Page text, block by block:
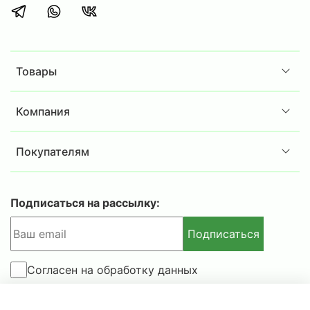
класс
устойчивости к взлому. Помимо
ригелей от высверливания и выбивания,
которая обеспечивается твердосплавными
массивная ригельная система блокируется
при попытке взлома, эффективно препятствуя
несанкционированному доступу. Есть защита
от выдавливания двери гидравлическим
Дополнительные функции:
пломба DLC-100 (счетчик открываний,
который помогает отслеживать каждое
событие доступа к содержимому сейфа),
устройство для опечатывания, анкерное
Товары
Компания
Покупателям
Подписаться на рассылку:
Подписаться
Согласен на обработку данных